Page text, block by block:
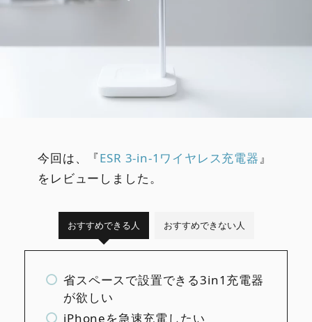
今回は、『ESR 3-in-1ワイヤレス充電器』
をレビューしました。
おすすめできる人 おすすめできない人
省スペースで設置できる3in1充電器
が欲しい
iPhoneを急速充電したい